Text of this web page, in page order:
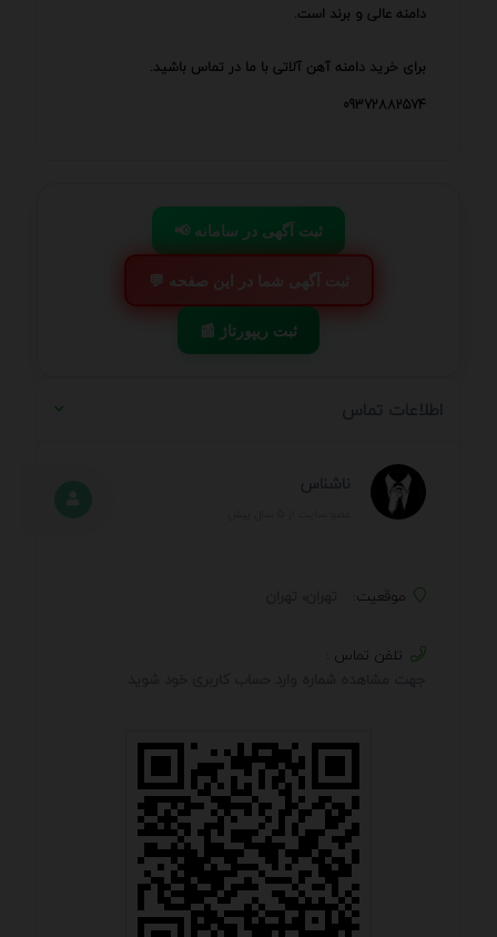
دامنه عالی و برند است.
برای خرید دامنه آهن آلاتی با ما در تماس باشید.
09372882574
📢 ثبت آگهی در سامانه
💬 ثبت آگهی شما در این صفحه
📰 ثبت ریپورتاژ
اطلاعات تماس
ناشناس
موقعیت:
تلفن تماس :